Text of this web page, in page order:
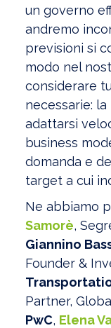
un governo
andremo
previsioni si
modo nel
considerare
necessarie:
adattarsi
business
domanda e
target a cui
Ne abbiamo
Samorè,
Giannino
Founder &
Partner,
PwC, Elena